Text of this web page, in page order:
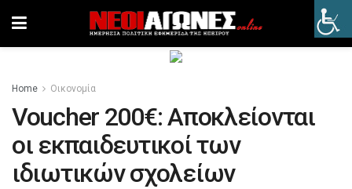
Home Οικονομία
Voucher 200€: Αποκλείονται
οι εκπαιδευτικοί των
ιδιωτικών σχολείων